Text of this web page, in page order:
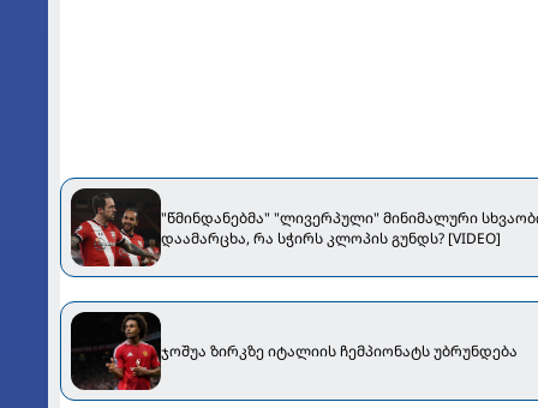
"წმინდანებმა" "ლივერპული" მინიმალური
დაამარცხა, რა სჭირს კლოპის გუნდს? [VIDEO]
ჯოშუა ზირკზე იტალიის ჩემპიონატს უბრუნდება